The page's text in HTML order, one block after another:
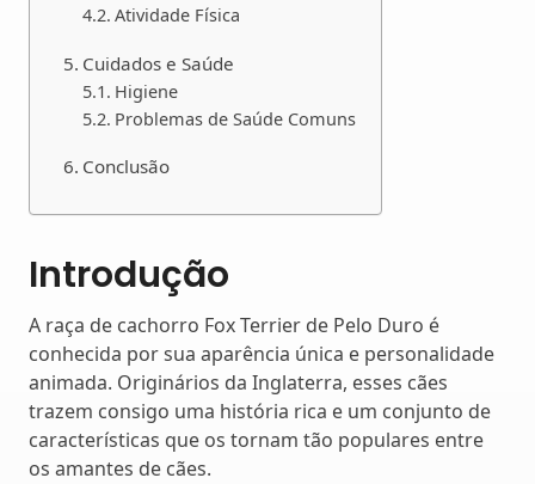
Atividade Física
Cuidados e Saúde
Higiene
Problemas de Saúde Comuns
Conclusão
Introdução
A raça de cachorro Fox Terrier de Pelo Duro é
conhecida por sua aparência única e personalidade
animada. Originários da Inglaterra, esses cães
trazem consigo uma história rica e um conjunto de
características que os tornam tão populares entre
os amantes de cães.